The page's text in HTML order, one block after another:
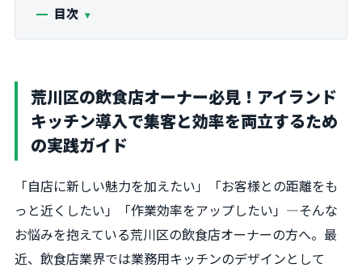
目次
荒川区の飲食店オーナー必見！アイランド
キッチン導入で集客と効率を両立するため
の実践ガイド
「自店に新しい魅力を加えたい」「お客様との距離をも
っと近くしたい」「作業効率をアップしたい」―そんな
お悩みを抱えている荒川区の飲食店オーナーの方へ。最
近、飲食店業界では業務用キッチンのデザインとして